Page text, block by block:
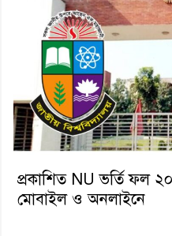
প্রকাশিত NU ভর্তি ফল
মোবাইল ও অনলাইনে